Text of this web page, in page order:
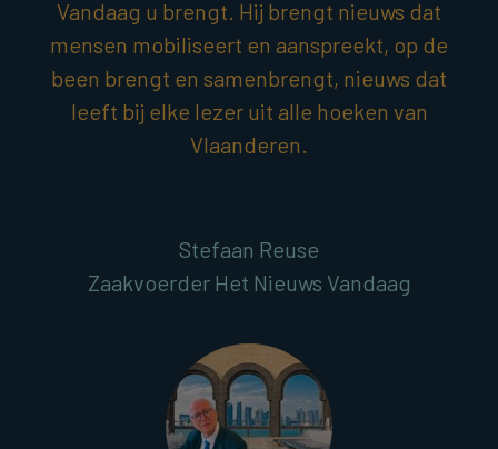
Vandaag u brengt. Hij brengt nieuws dat
mensen mobiliseert en aanspreekt, op de
been brengt en samenbrengt, nieuws dat
leeft bij elke lezer uit alle hoeken van
Vlaanderen.
Stefaan Reuse
Zaakvoerder Het Nieuws Vandaag